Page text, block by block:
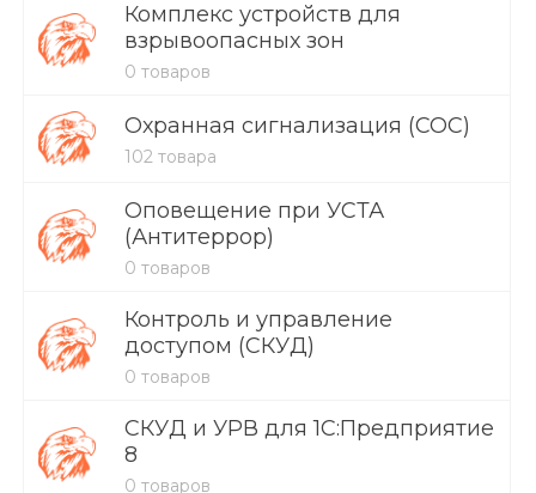
Комплекс устройств для
взрывоопасных зон
0 товаров
Охранная сигнализация (СОС)
102 товара
Оповещение при УСТА
(Антитеррор)
0 товаров
Контроль и управление
доступом (СКУД)
0 товаров
СКУД и УРВ для 1С:Предприятие
8
0 товаров